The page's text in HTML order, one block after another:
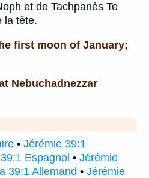
et de Tachpanès Te
la tête.
first moon of January;
Nebuchadnezzar
• Jérémie 39:1
Espagnol • Jérémie
39:1 Allemand • Jérémie